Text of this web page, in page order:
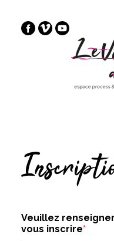
Veuillez
vous inscrire